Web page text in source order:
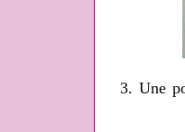
3. Une